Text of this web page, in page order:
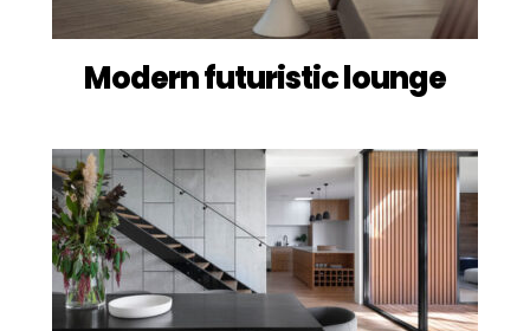
Modern futuristic lounge